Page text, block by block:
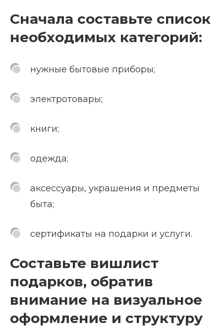
Сначала составьте список
необходимых категорий:
нужные бытовые приборы;
электротовары;
книги;
одежда;
аксессуары, украшения и предметы
быта;
сертификаты на подарки и услуги.
Составьте вишлист
подарков, обратив
внимание на визуальное
оформление и структуру